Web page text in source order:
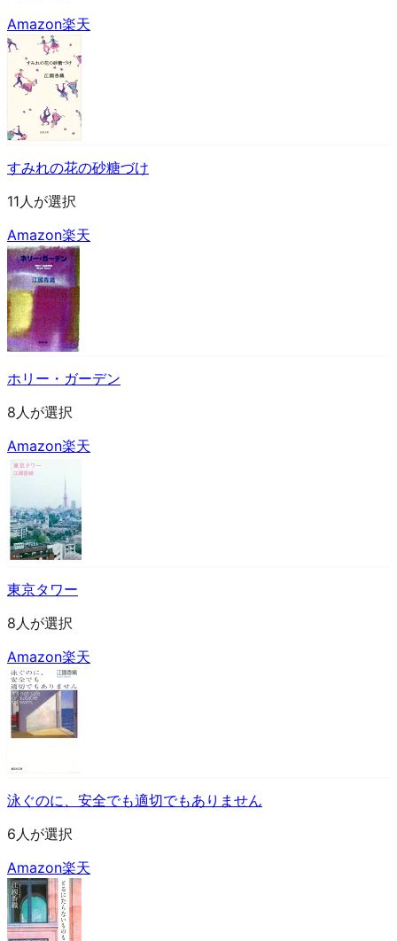
Amazon楽天
すみれの花の砂糖づけ
11人が選択
Amazon楽天
ホリー・ガーデン
8人が選択
Amazon楽天
東京タワー
8人が選択
Amazon楽天
泳ぐのに、安全でも適切でもありません
6人が選択
Amazon楽天